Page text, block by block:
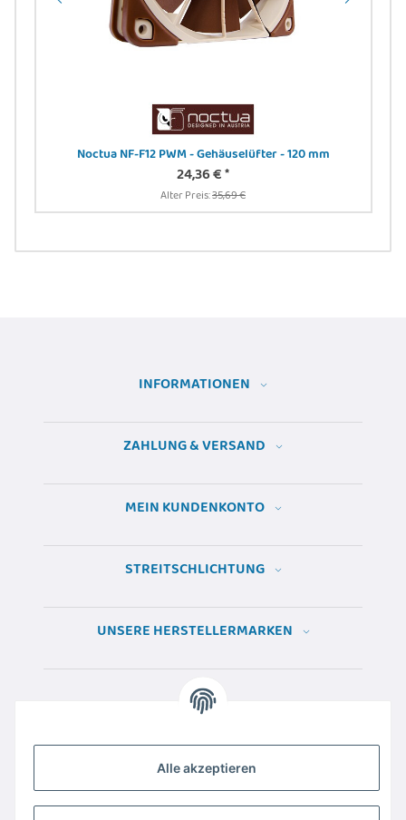
Alle akzeptieren
Noctua NF-F12 PWM - Gehäuselüfter - 120 mm
24,36 €*
Alter Preis:35,69 €
INFORMATIONEN
ZAHLUNG & VERSAND
MEIN KUNDENKONTO
STREITSCHLICHTUNG
UNSERE HERSTELLERMARKEN